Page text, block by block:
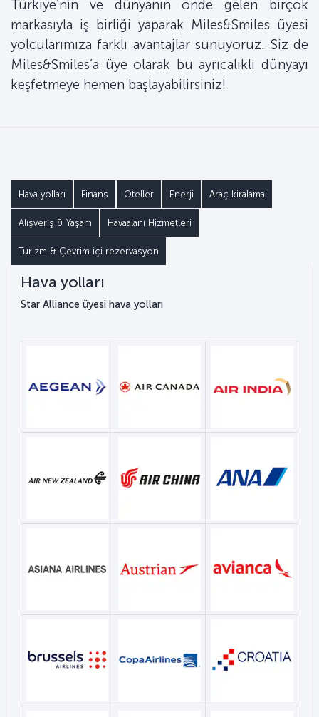
Türkiye’nin ve dünyanın önde gelen birçok
markasıyla iş birliği yaparak Miles&Smiles üyesi
yolcularımıza farklı avantajlar sunuyoruz. Siz de
Miles&Smiles’a üye olarak bu ayrıcalıklı dünyayı
keşfetmeye hemen başlayabilirsiniz!
Hava yolları Finans Oteller Enerji Araç kiralama
Alışveriş & Yaşam Havaalanı Hizmetleri
Turizm & Çevrim içi rezervasyon
Hava yolları
Star Alliance üyesi hava yolları